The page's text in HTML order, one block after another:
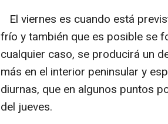
El viernes es cuando está
frío y también que es posible se
cualquier caso, se producirá un
más en el interior peninsular y
diurnas, que en algunos puntos
del jueves.